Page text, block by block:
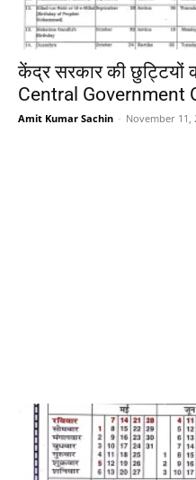
केंद्र सरकार की
Central Government
Amit Kumar Sachin - November 11,